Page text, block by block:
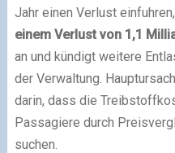
Jahr einen Verlust
einem Verlust von 1,1
an und kündigt weitere
der Verwaltung.
darin, dass die
Passagiere durch
suchen.